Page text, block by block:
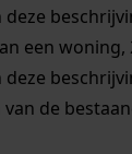
deze
een woning,
deze
de